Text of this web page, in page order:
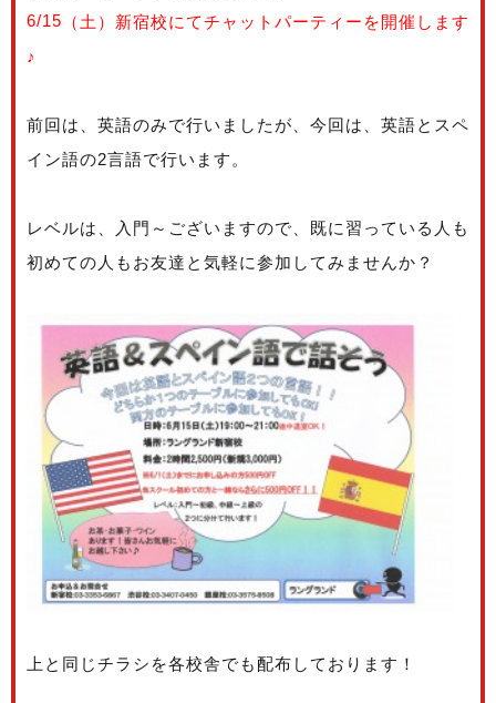
6/15
（土）新宿校にてチャットパーティーを開催します
♪
前回は、英語のみで行いましたが、今回は、英語とスペ
イン語の2言語で行います。
レベルは、入門～ございますので、既に習っている人も
初めての人もお友達と気軽に参加してみませんか？
上と同じチラシを各校舎でも配布しております！